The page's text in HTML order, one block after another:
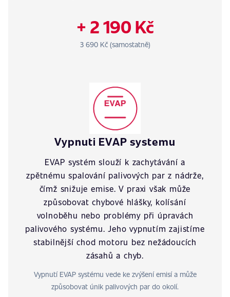
+ 2 190 Kč
3 690 Kč (samostatně)
Vypnuti EVAP systemu
EVAP systém slouží k zachytávání a
zpětnému spalování palivových par z nádrže,
čímž snižuje emise. V praxi však může
způsobovat chybové hlášky, kolísání
volnoběhu nebo problémy při úpravách
palivového systému. Jeho vypnutím zajistíme
stabilnější chod motoru bez nežádoucích
zásahů a chyb.
Vypnutí EVAP systému vede ke zvýšení emisí a může
způsobovat únik palivových par do okolí.